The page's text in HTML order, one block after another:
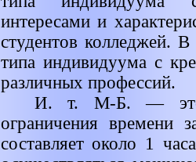
интересами и
студентов колледжей.
типа индивидуума с
различных профессий.
И. т. М-Б. — это
ограничения времени
составляет около 1